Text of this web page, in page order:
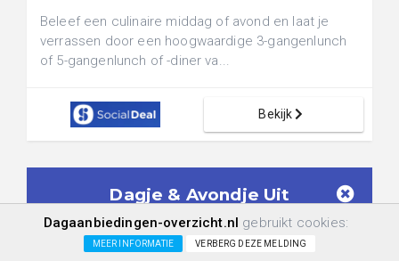
Beleef een culinaire middag of avond en laat je
verrassen door een hoogwaardige 3-gangenlunch
of 5-gangenlunch of -diner va...
Bekijk
Dagje & Avondje Uit
Aanbiedingen in je mailbox!
Geen spam meer. Ontvang alléénDagje &
Dagaanbiedingen-overzicht.nl gebruikt cookies:
MEER INFORMATIE VERBERG DEZE MELDING